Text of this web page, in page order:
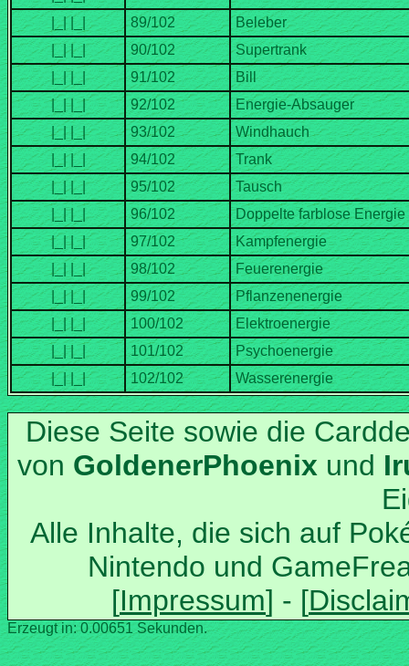
Diese Seite sowie die
von
und
Alle Inhalte, die sich auf
Nintendo und
Erzeugt in: 0.00651 Sekunden.